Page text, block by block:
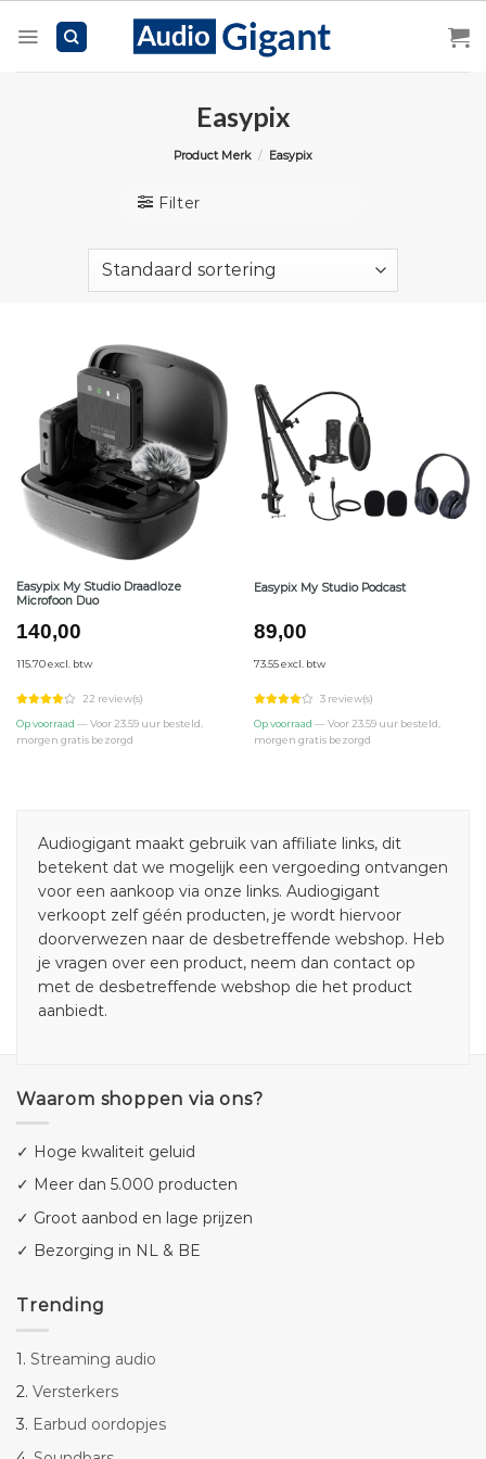
Easypix
Product Merk / Easypix
Filter
Easypix My Studio Draadloze
Microfoon Duo
140,00
115.70 excl. btw
22 review(s)
Op voorraad — Voor 23.59 uur besteld,
morgen gratis bezorgd
Easypix My Studio Podcast
89,00
73.55 excl. btw
3 review(s)
Op voorraad — Voor 23.59 uur besteld,
morgen gratis bezorgd
Audiogigant maakt gebruik van affiliate links, dit
betekent dat we mogelijk een vergoeding ontvangen
voor een aankoop via onze links. Audiogigant
verkoopt zelf géén producten, je wordt hiervoor
doorverwezen naar de desbetreffende webshop. Heb
je vragen over een product, neem dan contact op
met de desbetreffende webshop die het product
aanbiedt.
Waarom shoppen via ons?
✓ Hoge kwaliteit geluid
✓ Meer dan 5.000 producten
✓ Groot aanbod en lage prijzen
✓ Bezorging in NL & BE
Trending
1. Streaming audio
2. Versterkers
3. Earbud oordopjes